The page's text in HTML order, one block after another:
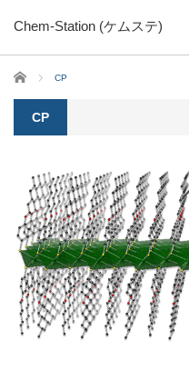
Chem-Station (ケムステ)
ホーム CP
CP